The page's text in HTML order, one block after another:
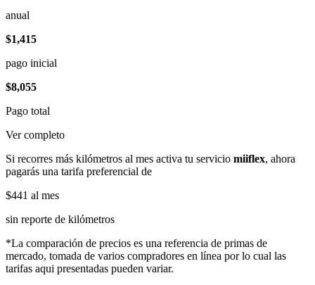
anual
$1,415
pago inicial
$8,055
Pago total
Ver completo
Si recorres más kilómetros al mes activa tu servicio miiflex, ahora
pagarás una tarifa preferencial de
$441 al mes
sin reporte de kilómetros
*La comparación de precios es una referencia de primas de
mercado, tomada de varios compradores en línea por lo cual las
tarifas aqui presentadas pueden variar.